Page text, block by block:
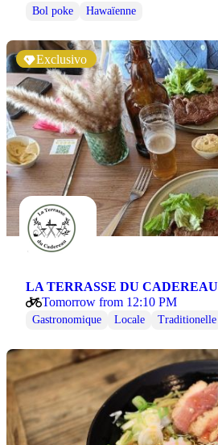
Bol poke Hawaïenne
Exclusivo
LA TERRASSE DU CADEREAU
Tomorrow from 12:10 PM
Gastronomique Locale Traditionelle